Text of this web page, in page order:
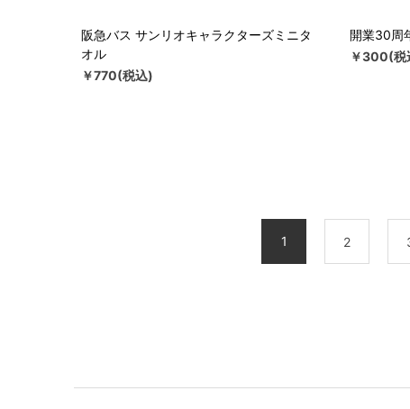
阪急バス サンリオキャラクターズミニタ
オル
￥770(税込)
開業30周
￥300(税
1 2